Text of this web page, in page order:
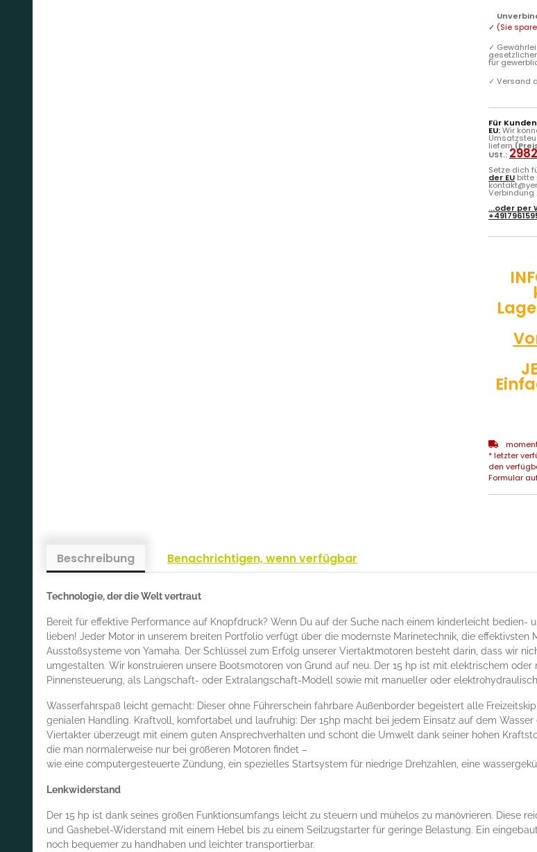
✓ (Sie
✓
für
✓ Versand
Für
EU:Wir
liefern
USt.:
Setze dich
der EU bitte
Verbindung
...oder per
* letzter
den
Formular
Beschreibung Benachrichtigen, wenn verfügbar
Technologie, der die Welt vertraut
Bereit für effektive Performance auf Knopfdruck? Wenn Du auf der Suche nach einem kinderleicht bedien-
lieben! Jeder Motor in unserem breiten Portfolio verfügt über die modernste Marinetechnik, die effektivsten
Ausstoßsysteme von Yamaha. Der Schlüssel zum Erfolg unserer Viertaktmotoren besteht darin, dass wir
umgestalten. Wir konstruieren unsere Bootsmotoren von Grund auf neu. Der 15 hp ist mit elektrischem
Pinnensteuerung, als Langschaft- oder Extralangschaft-Modell sowie mit manueller oder
Wasserfahrspaß leicht gemacht: Dieser ohne Führerschein fahrbare Außenborder begeistert alle
genialen Handling. Kraftvoll, komfortabel und laufruhig: Der 15hp macht bei jedem Einsatz auf dem
Viertakter überzeugt mit einem guten Ansprechverhalten und schont die Umwelt dank seiner hohen
die man normalerweise nur bei größeren Motoren findet –
wie eine computergesteuerte Zündung, ein spezielles Startsystem für niedrige Drehzahlen, eine
Lenkwiderstand
Der 15 hp ist dank seines großen Funktionsumfangs leicht zu steuern und mühelos zu manövrieren. Diese
und Gashebel-Widerstand mit einem Hebel bis zu einem Seilzugstarter für geringe Belastung. Ein
noch bequemer zu handhaben und leichter transportierbar.